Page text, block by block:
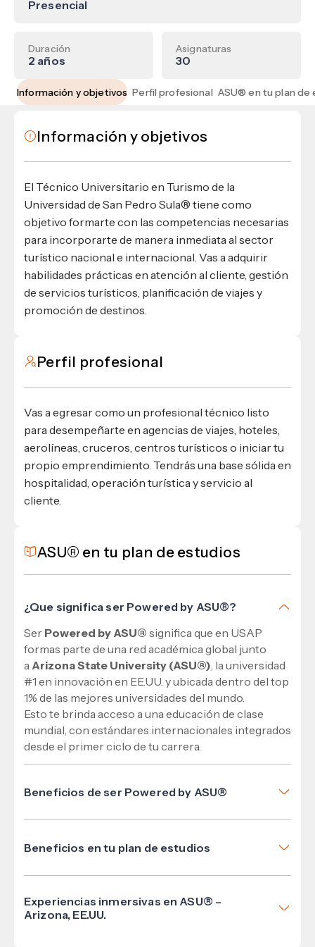
Escuela de Arquitectura
Ver toda la oferta académica
Escuela de Negocios
Conocé DUX
Datos de contacto
Ave. Circunvalación, San Pedro Sula,
Responsabilidad social y sostenibilidad
Empleabilidad
¿Que es USAP+?
RECURSOS
Guía de Servicios Académicos y Administrativos
Manual Moddle
Normas Académicas
internacionales
USAP integra RediEShn
Leer artículo
Presencial
Duración
2 años
Asignaturas
30
Información y objetivos Perfil profesional
Información y objetivos
El Técnico Universitario en Turismo de la
Universidad de San Pedro Sula® tiene como
objetivo formarte con las competencias necesarias
para incorporarte de manera inmediata al sector
turístico nacional e internacional. Vas a adquirir
habilidades prácticas en atención al cliente, gestión
de servicios turísticos, planificación de viajes y
promoción de destinos.
Perfil profesional
Vas a egresar como un profesional técnico listo
para desempeñarte en agencias de viajes, hoteles,
aerolíneas, cruceros, centros turísticos o iniciar tu
propio emprendimiento. Tendrás una base sólida en
hospitalidad, operación turística y servicio al
cliente.
ASU® en tu plan de estudios
¿Que significa ser Powered by ASU®?
Ser Powered by ASU® significa que en USAP
formas parte de una red académica global junto
a Arizona State University (ASU®), la universidad
#1 en innovación en EE.UU. y ubicada dentro del top
1% de las mejores universidades del mundo.
Esto te brinda acceso a una educación de clase
mundial, con estándares internacionales integrados
desde el primer ciclo de tu carrera.
Beneficios de ser Powered by ASU®
Formación con estándares internacionales.
Oportunidades académicas en Estados Unidos.
Red profesional internacional.
Mayor empleabilidad y competitividad.
Beneficios en tu plan de estudios
ASU Content®: Cursos con casos reales,
oficiales desarrollados por ASU®.
ASU Certificates®: Certificaciones
Experiencias inmersivas en ASU® –
Arizona, EE.UU.